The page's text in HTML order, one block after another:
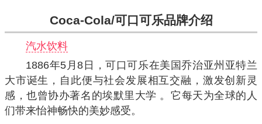
Coca-Cola/可口可乐品牌介绍
汽水饮料
1886年5月8日，可口可乐在美国乔治亚州亚特兰
大市诞生，自此便与社会发展相互交融，激发创新灵
感，也曾协办著名的埃默里大学 。它每天为全球的人
们带来怡神畅快的美妙感受。